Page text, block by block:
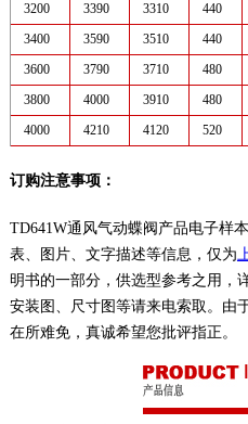
3200
3390 3310 440
3400
3590 3510 440
3600
3790 3710 480
3800
4000 3910 480
4000
4210 4120 520
订购注意事项：
TD641W通风气动蝶阀产品电子样
表、图片、文字描述等信息，仅为
明书的一部分，供选型参考之用，
安装图、尺寸图等请来电索取。由
在所难免，真诚希望您批评指正。